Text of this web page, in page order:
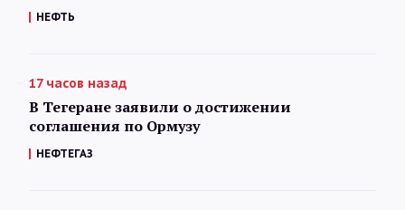
НЕФТЬ
17 часов назад
В Тегеране заявили о достижении
соглашения по Ормузу
НЕФТЕГАЗ